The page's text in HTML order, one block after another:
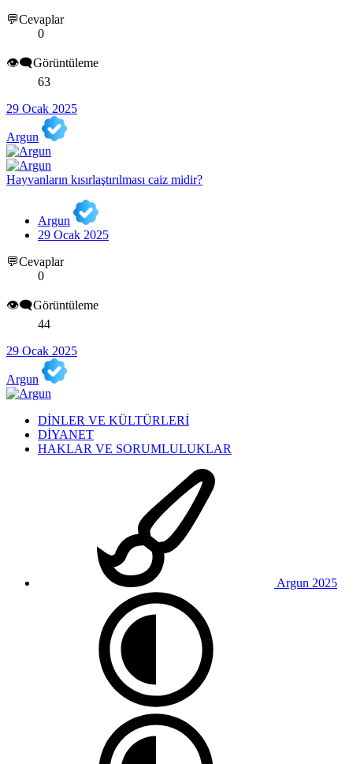
💬Cevaplar
0
👁️‍🗨️Görüntüleme
63
29 Ocak 2025
Argun
Hayvanların kısırlaştırılması caiz midir?
Argun
29 Ocak 2025
💬Cevaplar
0
👁️‍🗨️Görüntüleme
44
29 Ocak 2025
Argun
DİNLER VE KÜLTÜRLERİ
DİYANET
HAKLAR VE SORUMLULUKLAR
Argun 2025